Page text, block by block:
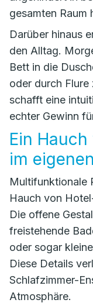
gesamten Raum
Darüber hinaus
den Alltag.
Bett in die
oder durch Flure
schafft eine
echter Gewinn
Ein
im
Multifunktionale
Hauch von
Die offene
freistehende
oder sogar
Diese Details
Schlafzimmer-
Atmosphäre.